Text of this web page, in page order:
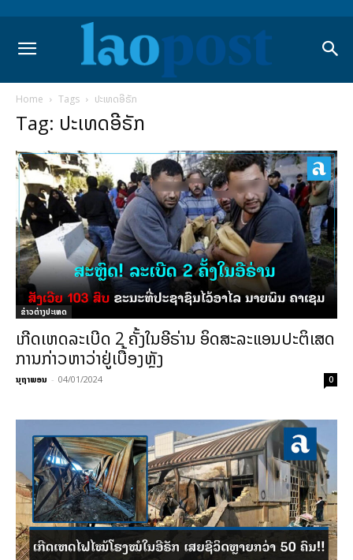
Home Tags ປະເທດອີຣັກ
Tag: ປະເທດອີຣັກ
ຂ່າວຕ່າງປະເທດ
ເກີດເຫດລະເບີດ 2 ຄັ້ງໃນອີຣ່ານ ອິດສະລະແອນປະຕິເສດ
ການກ່າວຫາວ່າຢູ່ເບື້ອງຫຼັງ
ນຸຖາພອນ - 04/01/2024 0